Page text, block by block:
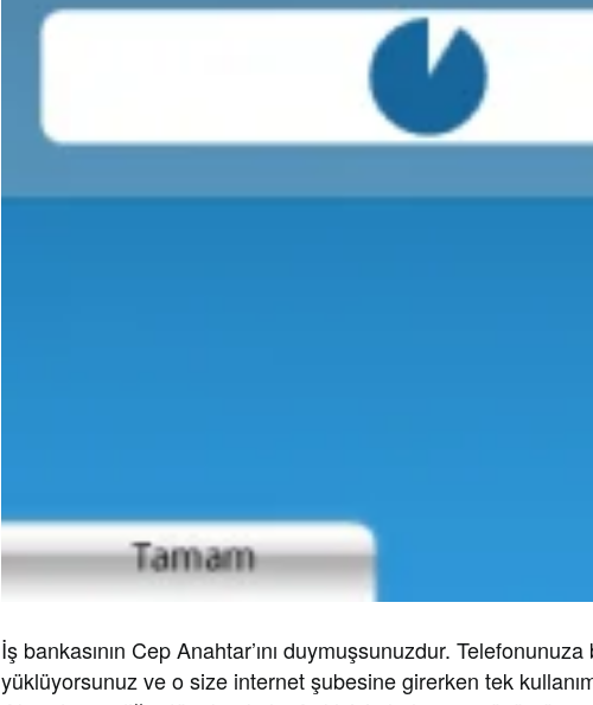
İş bankasının Cep Anahtar’ını duymuşsunuzdur.
yüklüyorsunuz ve o size internet şubesine girerken tek